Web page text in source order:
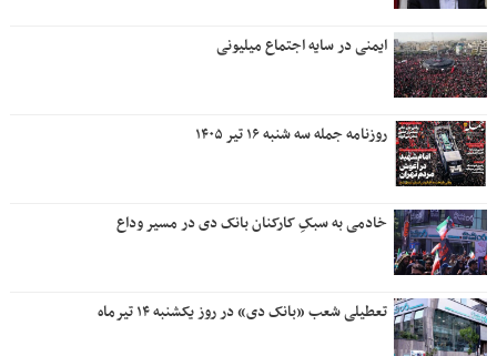
ایمنی در سایه اجتماع میلیونی
روزنامه جمله سه شنبه ۱۶ تیر ۱۴۰۵
خادمی به سبکِ کارکنان بانک دی در مسیر وداع
تعطیلی شعب «بانک دی» در روز یکشنبه ۱۴ تیرماه